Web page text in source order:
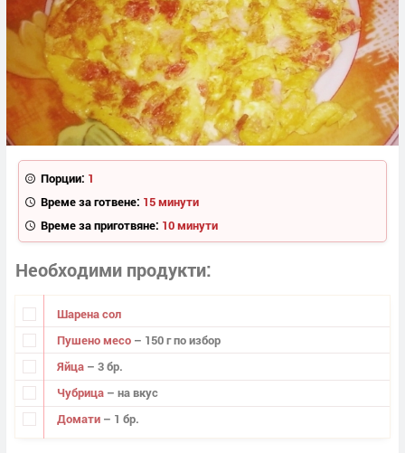
Порции: 1
Време за готвене: 15 минути
Време за приготвяне: 10 минути
Необходими продукти
Шарена сол
Пушено месо – 150 г по избор
Яйца – 3 бр.
Чубрица – на вкус
Домати – 1 бр.